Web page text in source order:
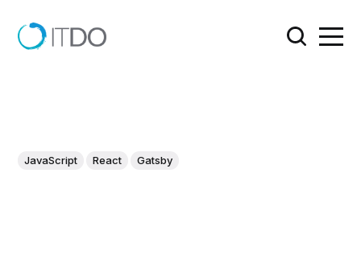
JavaScript React Gatsby